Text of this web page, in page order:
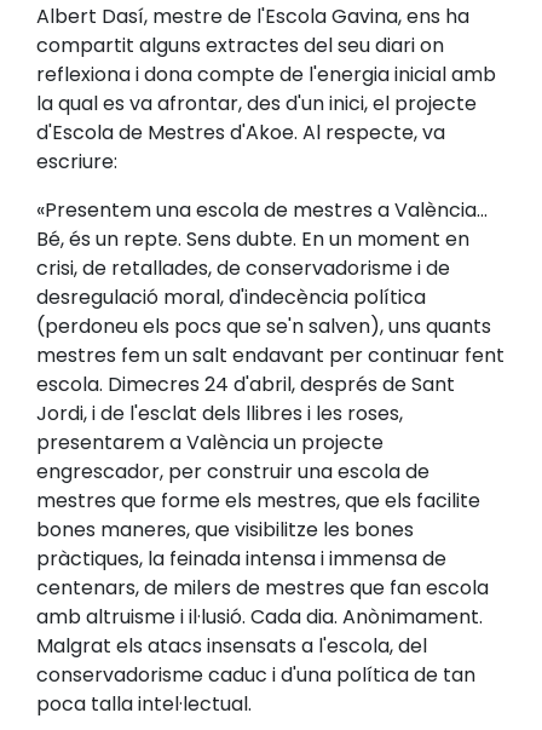
Albert Dasí, mestre de l'Escola Gavina, ens ha
compartit alguns extractes del seu diari on
reflexiona i dona compte de l'energia inicial amb
la qual es va afrontar, des d'un inici, el projecte
d'Escola de Mestres d'Akoe. Al respecte, va
escriure:
«Presentem una escola de mestres a València...
Bé, és un repte. Sens dubte. En un moment en
crisi, de retallades, de conservadorisme i de
desregulació moral, d'indecència política
(perdoneu els pocs que se'n salven), uns quants
mestres fem un salt endavant per continuar fent
escola. Dimecres 24 d'abril, després de Sant
Jordi, i de l'esclat dels llibres i les roses,
presentarem a València un projecte
engrescador, per construir una escola de
mestres que forme els mestres, que els facilite
bones maneres, que visibilitze les bones
pràctiques, la feinada intensa i immensa de
centenars, de milers de mestres que fan escola
amb altruisme i il·lusió. Cada dia. Anònimament.
Malgrat els atacs insensats a l'escola, del
conservadorisme caduc i d'una política de tan
poca talla intel·lectual.